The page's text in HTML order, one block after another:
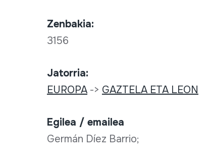
Zenbakia:
3156
Jatorria:
EUROPA-> GAZTELA ETA LEON
Egilea / emailea
Germán Díez Barrio;